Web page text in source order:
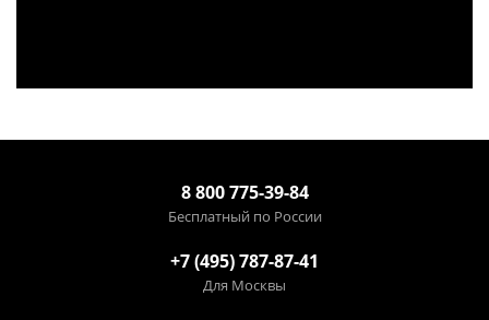
8 800 775-39-84
Бесплатный по России
+7 (495) 787-87-41
Для Москвы